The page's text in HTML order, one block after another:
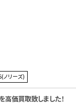
ノリーズ)
を高価買取致しました！